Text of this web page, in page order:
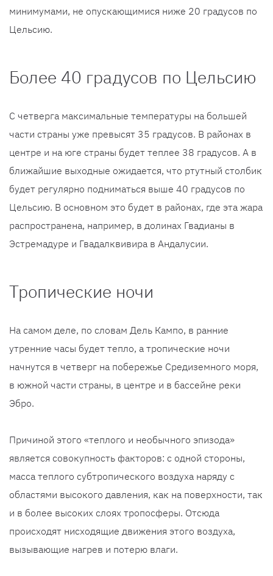
минимумами, не опускающимися ниже 20 градусов по
Цельсию.
Более 40 градусов по Цельсию
С четверга максимальные температуры на большей
части страны уже превысят 35 градусов. В районах в
центре и на юге страны будет теплее 38 градусов. А в
ближайшие выходные ожидается, что ртутный столбик
будет регулярно подниматься выше 40 градусов по
Цельсию. В основном это будет в районах, где эта жара
распространена, например, в долинах Гвадианы в
Эстремадуре и Гвадалквивира в Андалусии.
Тропические ночи
На самом деле, по словам Дель Кампо, в ранние
утренние часы будет тепло, а тропические ночи
начнутся в четверг на побережье Средиземного моря,
в южной части страны, в центре и в бассейне реки
Эбро.
Причиной этого «теплого и необычного эпизода»
является совокупность факторов: с одной стороны,
масса теплого субтропического воздуха наряду с
областями высокого давления, как на поверхности, так
и в более высоких слоях тропосферы. Отсюда
происходят нисходящие движения этого воздуха,
вызывающие нагрев и потерю влаги.